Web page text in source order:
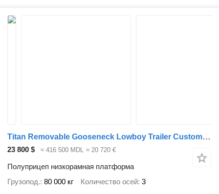
Titan Removable Gooseneck Lowboy Trailer Customized for Dominican
23 800 $ ≈ 416 500 MDL ≈ 20 720 €
Полуприцеп низкорамная платформа
Грузопод. 80 000 кг Количество осей 3